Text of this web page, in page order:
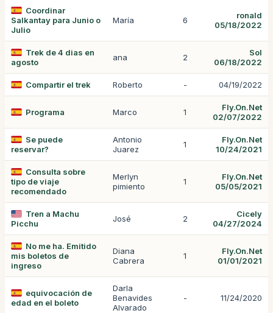
Coordinar
Salkantay para Junio o
Julio
María 6
ronald
05/18/2022
Trek de 4 dias en
agosto
ana 2
Sol
06/18/2022
Compartir el trek Roberto - 04/19/2022
Programa Marco 1
Fly.On.Net
02/07/2022
Se puede
reservar?
Antonio
Juarez
1
Fly.On.Net
10/24/2021
Consulta sobre
tipo de viaje
recomendado
Merlyn
pimiento
1
Fly.On.Net
05/05/2021
Tren a Machu
Picchu
José 2
Cicely
04/27/2024
No me ha. Emitido
mis boletos de
ingreso
Diana
Cabrera
1
Fly.On.Net
01/01/2021
equivocación de
edad en el boleto
Darla
Benavides
Alvarado
- 11/24/2020